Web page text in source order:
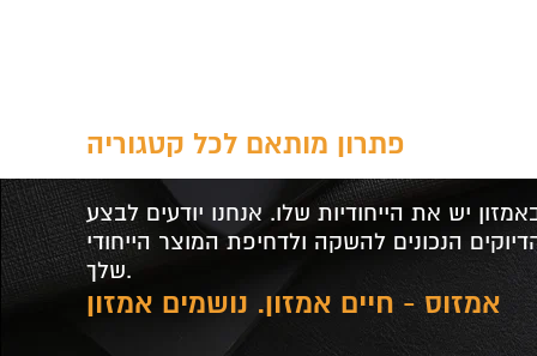
פתרון מותאם לכל קטגוריה
יש את הייחודיות שלו. אנחנו יודעים לבצע
הנכונים להשקה ולדחיפת המוצר הייחודי
שלך.
אמזוס - חיים אמזון. נושמים אמזון